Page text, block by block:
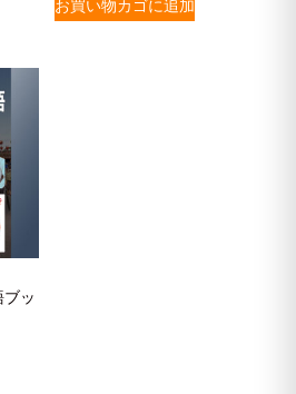
お買い物カゴに追加
ッ